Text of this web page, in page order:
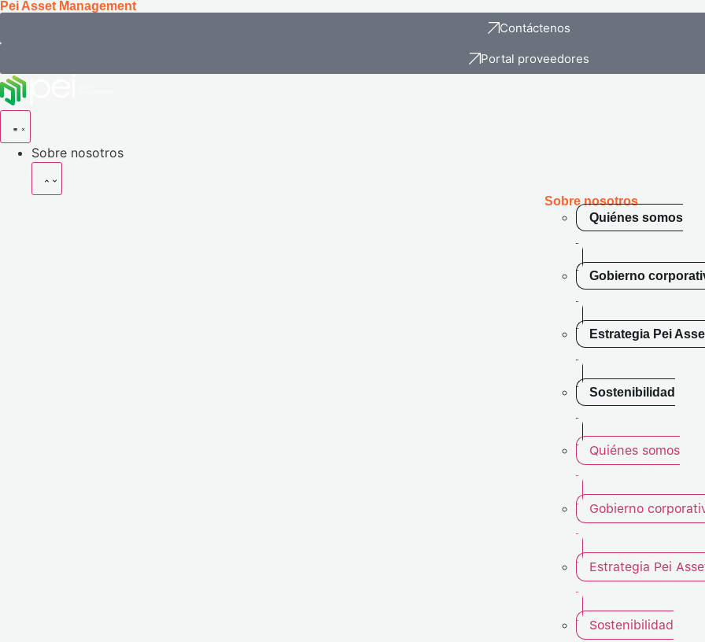
Pei Asset Management
Contáctenos
Portal proveedores
Sobre nosotros
Sobrenosotros
Quiénes somos
Gobierno
Estrategia Pei
Sostenibilidad
Quiénes somos
Gobierno
Estrategia Pei
Sostenibilidad